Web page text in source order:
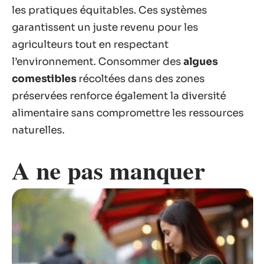
les pratiques équitables. Ces systèmes
garantissent un juste revenu pour les
agriculteurs tout en respectant
l’environnement. Consommer desalgues
comestibles récoltées dans des zones
préservées renforce également la diversité
alimentaire sans compromettre les ressources
naturelles.
A ne pas manquer